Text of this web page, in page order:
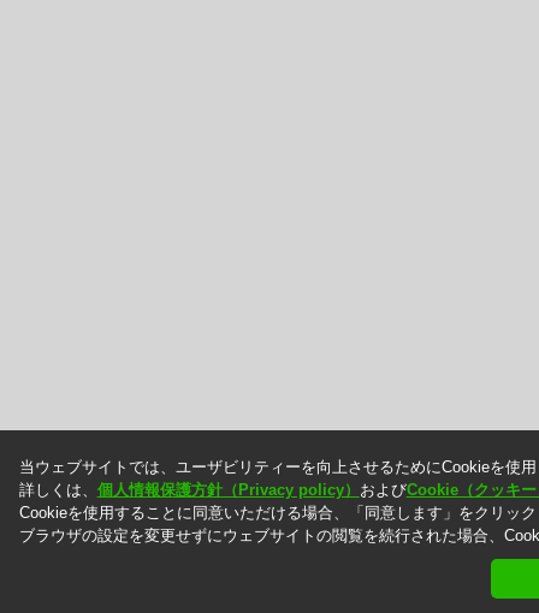
当ウェブサイトでは、ユーザビリティーを向上させるためにCookieを使
詳しくは、 個人情報保護方針（Privacy policy） およびCookie（クッキ
Cookieを使用することに同意いただける場合、「同意します」をクリッ
ブラウザの設定を変更せずにウェブサイトの閲覧を続行された場合、